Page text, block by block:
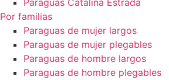
Paraguas Catalina Estrada
Por familias
Paraguas de mujer largos
Paraguas de mujer plegables
Paraguas de hombre largos
Paraguas de hombre plegables